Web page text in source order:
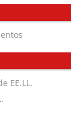
EE.LL.